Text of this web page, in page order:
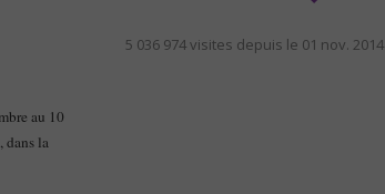
au 10
dans la
5 036 974 visites depuis le 01 nov. 2014